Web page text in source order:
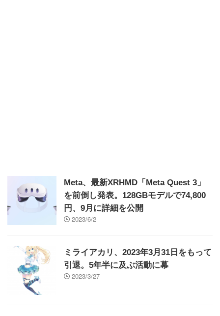
Meta、最新XRHMD「Meta Quest 3」
を前倒し発表。128GBモデルで74,800
円、9月に詳細を公開
2023/6/2
ミライアカリ、2023年3月31日をもって
引退。5年半に及ぶ活動に幕
2023/3/27